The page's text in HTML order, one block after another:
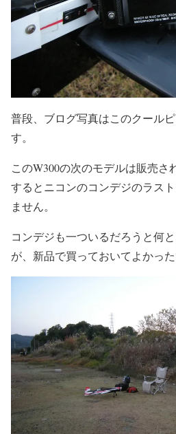
普段、ブログ写真はこのクール
す。
このW300の次のモデルは販売さ
するとニコンのコンデジのラス
ません。
コンデジも一ついるだろうと何
が、新品で買っておいてよかった